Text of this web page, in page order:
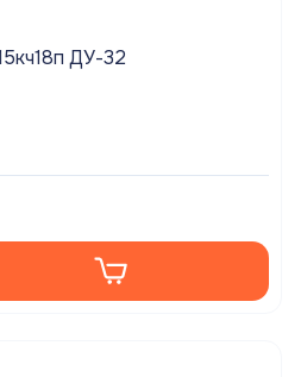
чугун 11/4" 15кч18п ДУ-32